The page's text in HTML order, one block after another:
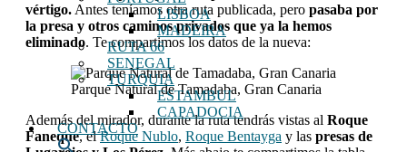
LISBOA
MADEIRA
RUTA 66
SENEGAL
TURQUIA
ESTAMBUL
CAPADOCIA
CONTACTO
vértigo. Antes teníamos otra ruta publicada, pero pasaba por
la presa y otros caminos privados que ya la hemos
eliminado. Te compartimos los datos de la nueva:
Parque Natural de Tamadaba, Gran Canaria
Además del mirador, durante la ruta tendrás vistas al Roque
Faneque, elRoque Nublo, Roque Bentayga y las presas de